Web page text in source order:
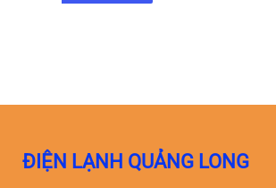
ĐIỆN LẠNH QUẢNG LONG